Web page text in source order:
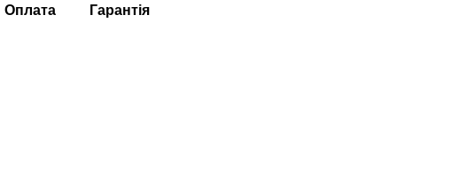
Оплата Гарантія